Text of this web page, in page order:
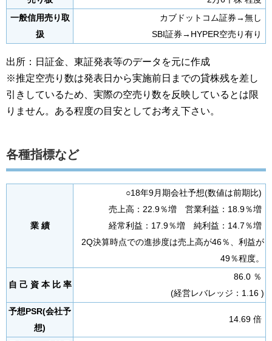
一般信用売り取
扱
カブドットコム証券→無し
SBI証券→HYPER空売り有り
出所：日証金、東証発表等のデータを元に作成
※推定空売り数は発表日から実施前日までの貸株残を差し
引きしているため、実際の空売り数を反映しているとは限
りません。ある程度の目安としてお考え下さい。
各種指標など
業 績
○18年9月期会社予想(数値は前期比)
売上高：22.9％増 営業利益：18.9％増
経常利益：17.9％増 純利益：14.7％増
2Q決算時点での進捗度は売上高が46％、利益が
49％程度。
自 己 資 本 比 率
86.0 ％
(経営レバレッジ：1.16 )
予想PSR(会社予
想)
14.69 倍